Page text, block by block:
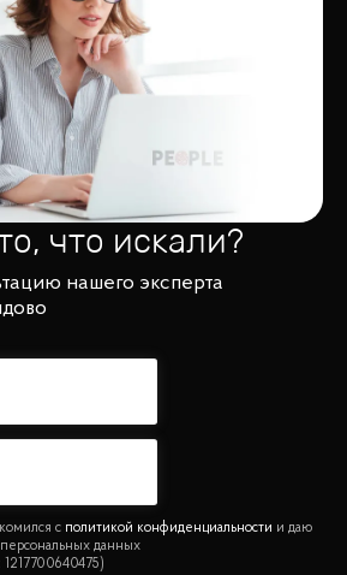
что искали?
нашего эксперта
политикой конфиденциальности